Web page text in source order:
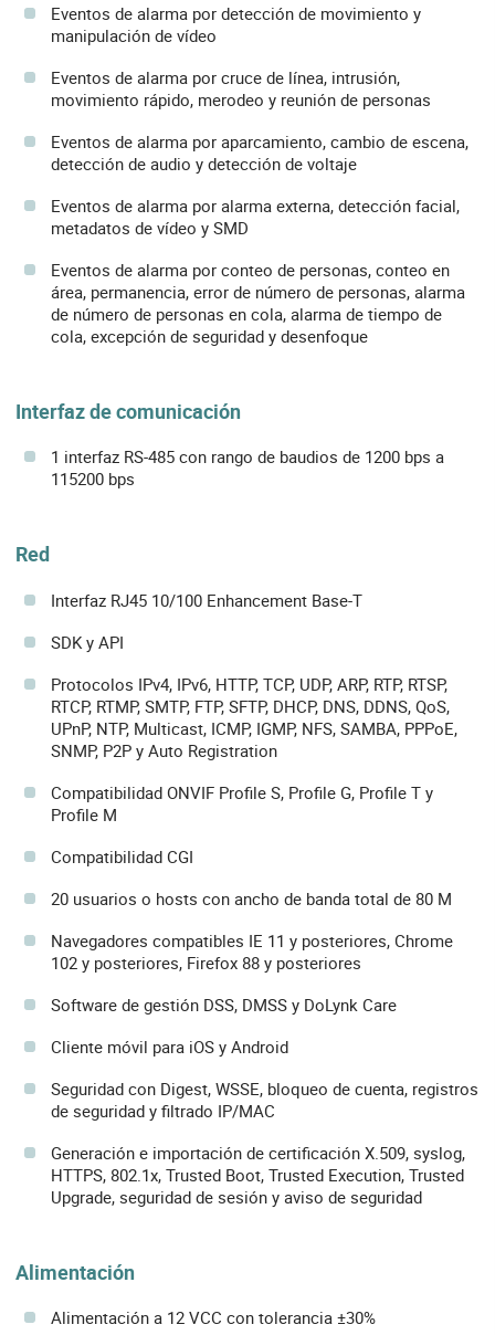
Eventos de alarma por detección de movimiento y
manipulación de vídeo
Eventos de alarma por cruce de línea, intrusión,
movimiento rápido, merodeo y reunión de personas
Eventos de alarma por aparcamiento, cambio de escena,
detección de audio y detección de voltaje
Eventos de alarma por alarma externa, detección facial,
metadatos de vídeo y SMD
Eventos de alarma por conteo de personas, conteo en
área, permanencia, error de número de personas, alarma
de número de personas en cola, alarma de tiempo de
cola, excepción de seguridad y desenfoque
Interfaz de comunicación
1 interfaz RS-485 con rango de baudios de 1200 bps a
115200 bps
Red
Interfaz RJ45 10/100 Enhancement Base-T
SDK y API
Protocolos IPv4, IPv6, HTTP, TCP, UDP, ARP, RTP, RTSP,
RTCP, RTMP, SMTP, FTP, SFTP, DHCP, DNS, DDNS, QoS,
UPnP, NTP, Multicast, ICMP, IGMP, NFS, SAMBA, PPPoE,
SNMP, P2P y Auto Registration
Compatibilidad ONVIF Profile S, Profile G, Profile T y
Profile M
Compatibilidad CGI
20 usuarios o hosts con ancho de banda total de 80 M
Navegadores compatibles IE 11 y posteriores, Chrome
102 y posteriores, Firefox 88 y posteriores
Software de gestión DSS, DMSS y DoLynk Care
Cliente móvil para iOS y Android
Seguridad con Digest, WSSE, bloqueo de cuenta, registros
de seguridad y filtrado IP/MAC
Generación e importación de certificación X.509, syslog,
HTTPS, 802.1x, Trusted Boot, Trusted Execution, Trusted
Upgrade, seguridad de sesión y aviso de seguridad
Alimentación
Alimentación a 12 VCC con tolerancia ±30%